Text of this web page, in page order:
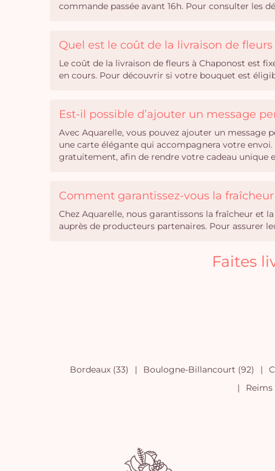
commande passée avant 16h. Pour consulter les
Quel est le coût de la livraison de
Le coût de la livraison de fleurs à Chaponost est
en cours. Pour découvrir si votre bouquet est
Est-il possible d’ajouter un message
Avec Aquarelle, vous pouvez ajouter un message
une carte élégante qui accompagnera votre
gratuitement, afin de rendre votre cadeau unique
Comment garantissez-vous la
Chez Aquarelle, nous garantissons la fraîcheur et
auprès de producteurs partenaires. Pour assurer
Faites
Bordeaux (33) Boulogne-Billancourt (92)
Reims